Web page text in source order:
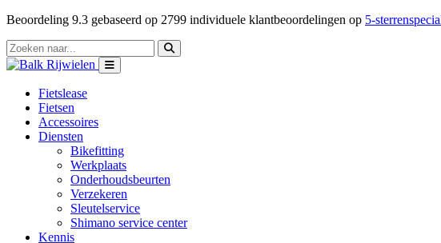
Beoordeling 9.3 gebaseerd op 2799 individuele klantbeoordelingen op 5-
Fietslease
Fietsen
Accessoires
Diensten
Bikefitting
Werkplaats
Onderhoudsbeurten
Verzekeren
Sleutelservice
Shimano service center
Kennis